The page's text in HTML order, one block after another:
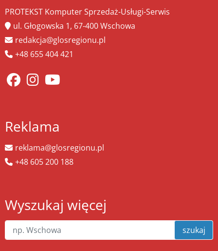
PROTEKST Komputer Sprzedaż-Usługi-Serwis
ul. Głogowska 1, 67-400 Wschowa
redakcja@glosregionu.pl
+48 655 404 421
Reklama
reklama@glosregionu.pl
+48 605 200 188
Wyszukaj więcej
szukaj